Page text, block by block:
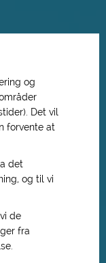
og
Det vil
forvente at
det
og til vi
de
fra